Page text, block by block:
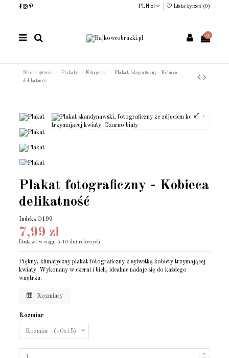
PLN zł Lista życzeń (0 )
0
Strona główna Plakaty Fotografia
Plakat fotograficzny - Kobieca
delikatność
Plakat fotograficzny - Kobieca
delikatność
Indeks O199
7,99 zł
Dostawa w ciągu 5-10 dni roboczych
Piękny, klimatyczny plakat fotograficzny z sylwetką kobiety trzymającej
kwiaty. Wykonany w czerni i bieli, idealnie nadaje się do każdego
wnętrza.
Rozmiary
Rozmiar